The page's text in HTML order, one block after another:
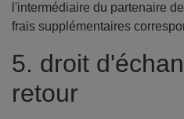
l'intermédiaire du partenaire
frais supplémentaires
5. droit
retour